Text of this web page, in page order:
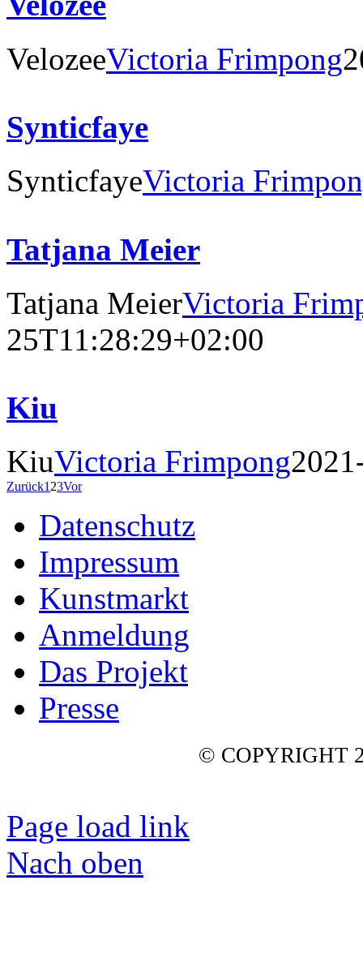
VelozeeVictoria Frimpong
Synticfaye
SynticfayeVictoria
Tatjana Meier
Tatjana MeierVictoria
25T11:28:29+02:00
Kiu
KiuVictoria Frimpong
Zurück1 23Vor
Datenschutz
Impressum
Kunstmarkt
Anmeldung
Das Projekt
Presse
© COPYRIGHT
Page load link
Nach oben